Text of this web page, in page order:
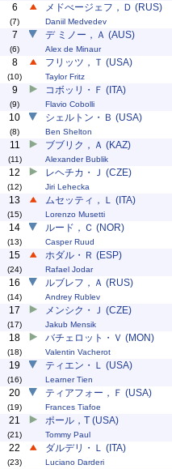
6
(7)
メドべージェフ，Ｄ (RUS)
Daniil Medvedev
7
(6)
デ ミノー，Ａ (AUS)
Alex de Minaur
8
(10)
フリッツ，Ｔ (USA)
Taylor Fritz
9
(9)
コボッリ・Ｆ (ITA)
Flavio Cobolli
10
(8)
シェルトン・Ｂ (USA)
Ben Shelton
11
(11)
ブブリク，Ａ (KAZ)
Alexander Bublik
12
(12)
レヘチカ・Ｊ (CZE)
Jiri Lehecka
13
(15)
ムセッティ，Ｌ (ITA)
Lorenzo Musetti
14
(13)
ルード，Ｃ (NOR)
Casper Ruud
15
(24)
ホダル・Ｒ (ESP)
Rafael Jodar
16
(14)
ルブレフ，Ａ (RUS)
Andrey Rublev
17
(17)
メンシク・Ｊ (CZE)
Jakub Mensik
18
(18)
バチェロット・Ｖ (MON)
Valentin Vacherot
19
(16)
ティエン・Ｌ (USA)
Learner Tien
20
(19)
ティアフォー，Ｆ (USA)
Frances Tiafoe
21
(21)
ポール，T (USA)
Tommy Paul
22
(23)
ダルデリ・Ｌ (ITA)
Luciano Darderi